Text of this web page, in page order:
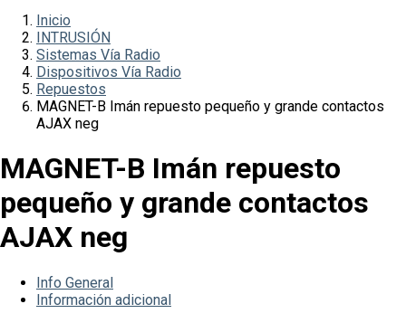
Inicio
INTRUSIÓN
Sistemas Vía Radio
Dispositivos Vía Radio
Repuestos
MAGNET-B Imán repuesto pequeño y grande contactos
AJAX neg
MAGNET-B Imán repuesto
pequeño y grande contactos
AJAX neg
Info General
Información adicional